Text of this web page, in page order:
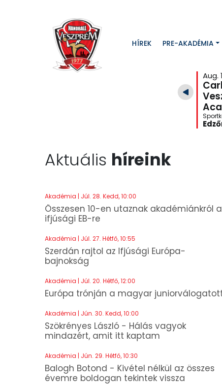
HÍREK PRE-AKADÉMIA
Aug. 07. Péntek, 19:30
Magyar Ifjúsági Válogatott
Aug.
Aktuális híreink
Akadémia | Júl. 28. Kedd, 10:00
Összesen 10-en utaznak akadémiánkról
ifjúsági EB-re
Akadémia | Júl. 27. Hétfő, 10:55
Szerdán rajtol az Ifjúsági Európa-
bajnokság
Akadémia | Júl. 20. Hétfő, 12:00
Európa trónján a magyar
Akadémia | Jún. 30. Kedd, 10:00
Szökrényes László - Hálás vagyok
mindazért, amit itt kaptam
Akadémia | Jún. 29. Hétfő, 10:30
Balogh Botond - Kivétel nélkül az összes
évemre boldogan tekintek vissza